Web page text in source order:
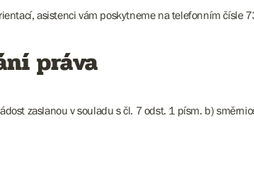
asistenci vám poskytneme na telefonním čísle
práva
zaslanou v souladu s čl. 7 odst. 1 písm. b)